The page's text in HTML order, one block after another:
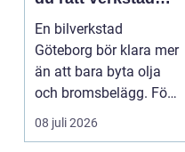
för din bil
En bilverkstad
Göteborg bör klara mer
än att bara byta olja
och bromsbelägg. För
många bilägare i oc...
08 juli 2026